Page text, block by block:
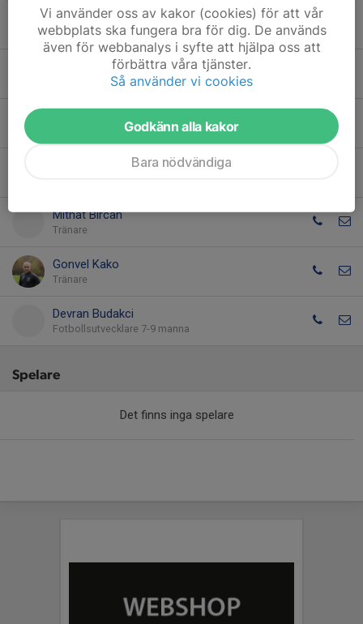
Jack Hawsho
Tränare
Milan Zdravkovic
Mithat Bircan
Tränare
Gonvel Kako
Tränare
Devran Budakci
Fotbollsutvecklare 7-9 manna
Spelare
Det finns inga spelare
Vi använder oss av kakor (cookies) för att vår
webbplats ska fungera bra för dig. De används
även för webbanalys i syfte att hjälpa oss att
förbättra våra tjänster.
Så använder vi cookies
Godkänn alla kakor
Bara nödvändiga